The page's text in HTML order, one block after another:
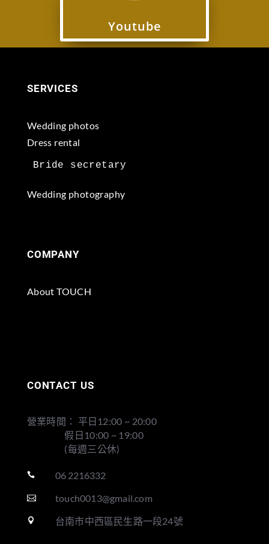
Youtube
SERVICES
Wedding photos
Dress rental
Wedding photography
COMPANY
About TOUCH
CONTACT US
營業時間： 平日12:00 ~ 20:00
假日10:00 ~ 19:00
(每週三公休)
 06 2216332
 touch0013@gmail.com
 台南市中西區民生路一段24號